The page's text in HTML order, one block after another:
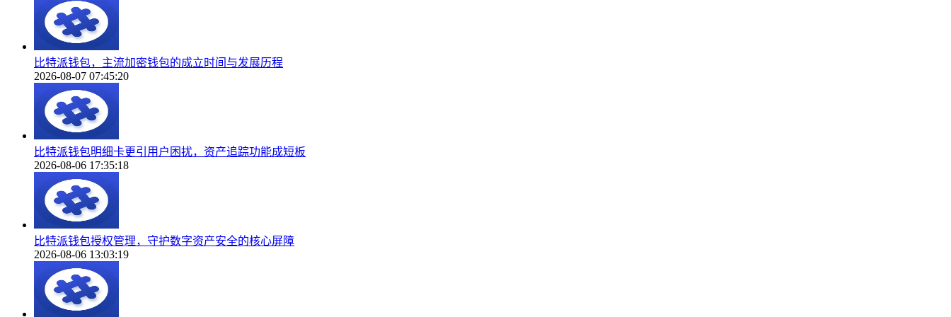
比特派钱包，主流加密钱包的成立时间与发展历程
2026-08-07 07:45:20
比特派钱包明细卡更引用户困扰，资产追踪功能成短板
2026-08-06 17:35:18
比特派钱包授权管理，守护数字资产安全的核心屏障
2026-08-06 13:03:19